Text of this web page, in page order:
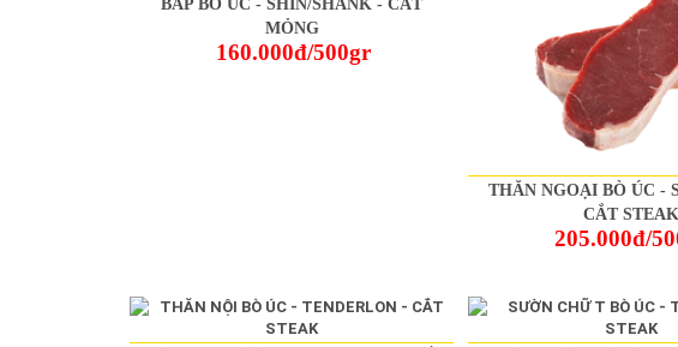
BẮP BÒ ÚC - SHIN/SHANK - CẮT
MỎNG
160.000đ/500gr
THĂN NGOẠI BÒ ÚC -
CẮT STEAK
205.000đ/